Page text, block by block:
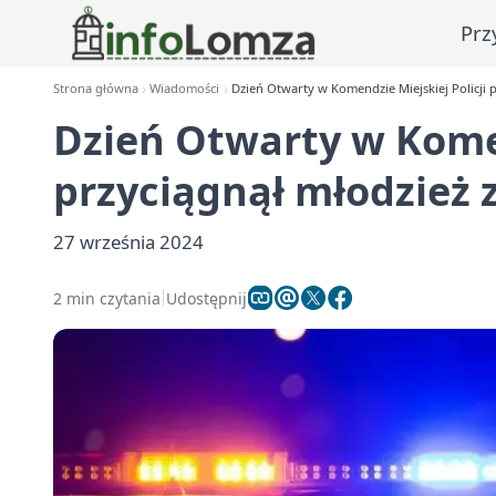
Strona główna Wiadomości Dzień Otwarty w Komendzie Miejskiej Policji
Dzień Otwarty w
przyciągnął
27 września 2024
2 min czytania Udostępnij